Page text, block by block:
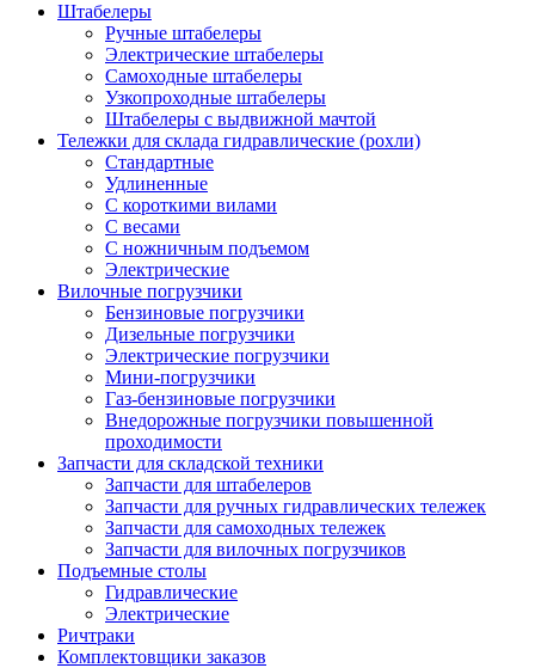
Штабелеры
Ручные штабелеры
Электрические штабелеры
Самоходные штабелеры
Узкопроходные штабелеры
Штабелеры с выдвижной мачтой
Тележки для склада гидравлические (рохли)
Стандартные
Удлиненные
С короткими вилами
С весами
С ножничным подъемом
Электрические
Вилочные погрузчики
Бензиновые погрузчики
Дизельные погрузчики
Электрические погрузчики
Мини-погрузчики
Газ-бензиновые погрузчики
Внедорожные погрузчики повышенной
проходимости
Запчасти для складской техники
Запчасти для штабелеров
Запчасти для ручных гидравлических тележек
Запчасти для самоходных тележек
Запчасти для вилочных погрузчиков
Подъемные столы
Гидравлические
Электрические
Ричтраки
Комплектовщики заказов